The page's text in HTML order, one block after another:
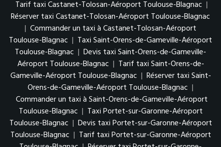
Tarif taxi Castanet-Tolosan-Aéroport Toulouse-Blagnac |
Réserver taxi Castanet-Tolosan-Aéroport Toulouse-Blagnac
| Commander un taxi à Castanet-Tolosan-Aéroport
Toulouse-Blagnac | Taxi Saint-Orens-de-Gameville-Aéroport
Toulouse-Blagnac | Devis taxi Saint-Orens-de-Gameville-
Aéroport Toulouse-Blagnac | Tarif taxi Saint-Orens-de-
Gameville-Aéroport Toulouse-Blagnac | Réserver taxi Saint-
Orens-de-Gameville-Aéroport Toulouse-Blagnac |
Commander un taxi à Saint-Orens-de-Gameville-Aéroport
Toulouse-Blagnac | Taxi Portet-sur-Garonne-Aéroport
Toulouse-Blagnac | Devis taxi Portet-sur-Garonne-Aéroport
Toulouse-Blagnac | Tarif taxi Portet-sur-Garonne-Aéroport